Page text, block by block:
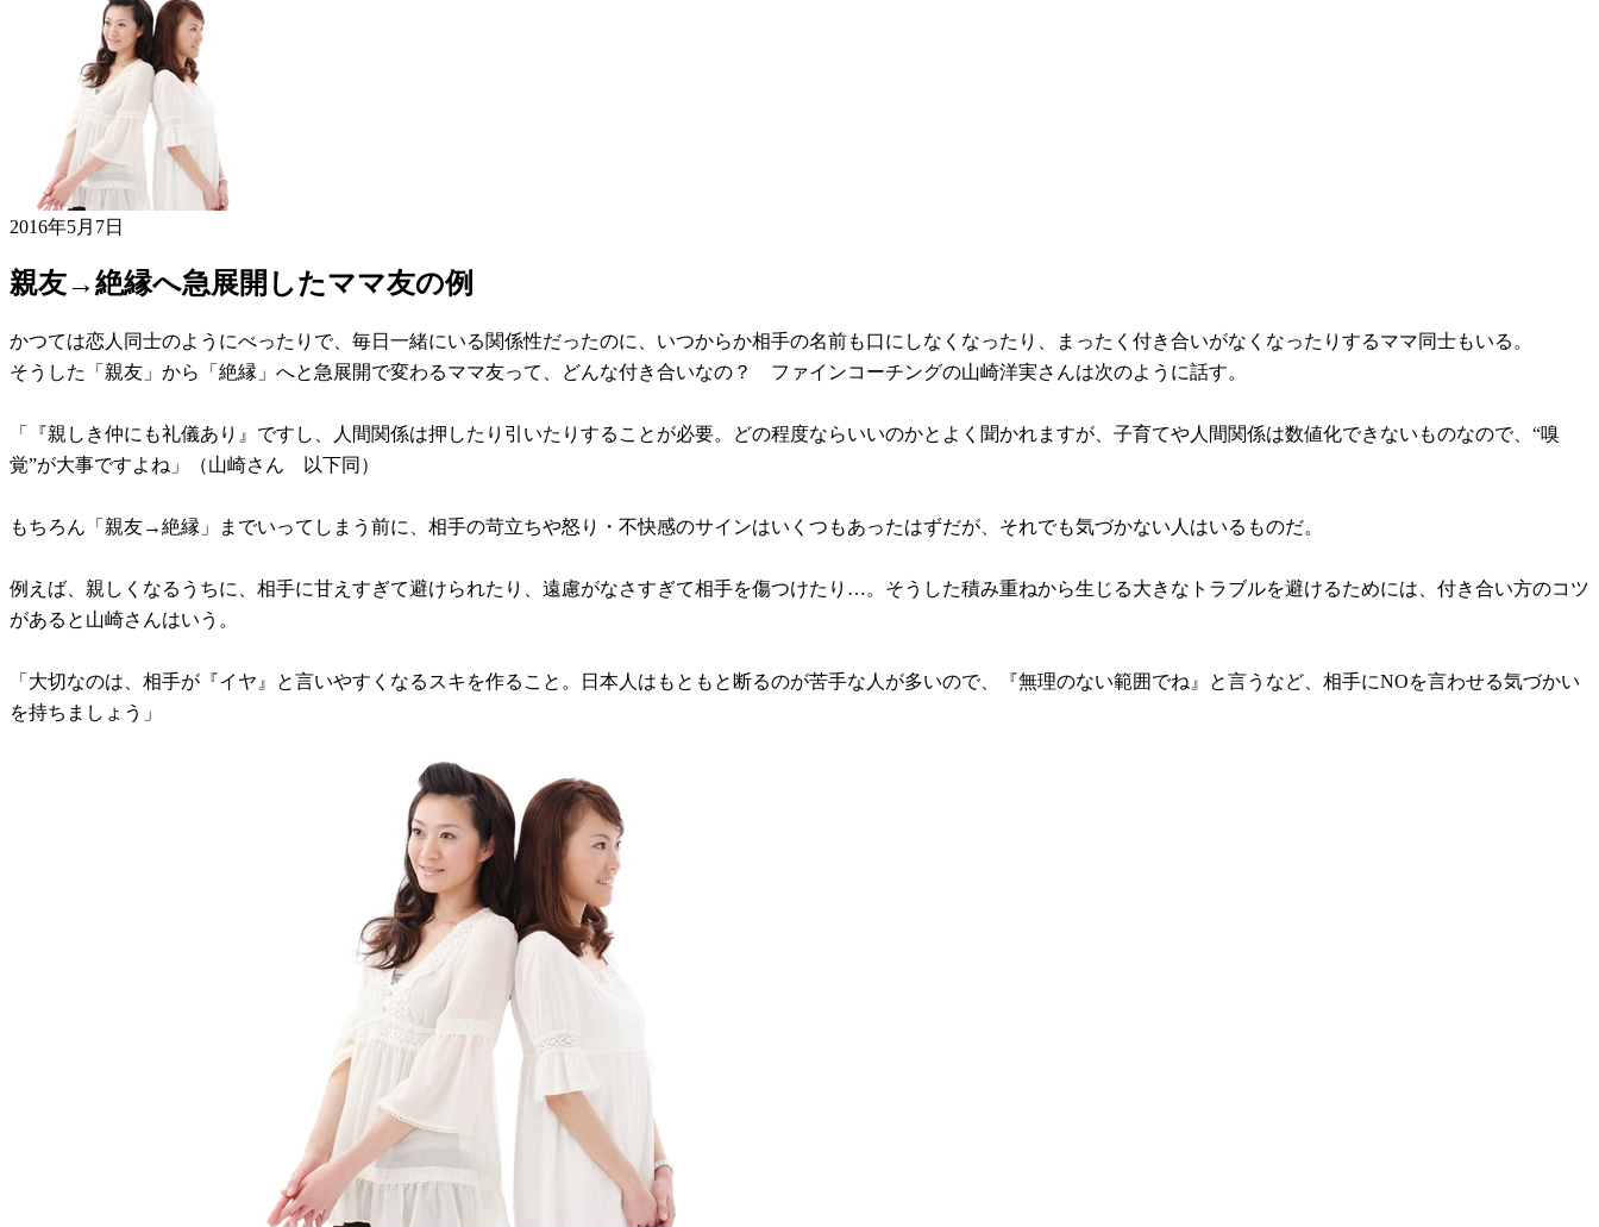
2016年5月7日
親友→絶縁へ急展開したママ友の例
かつては恋人同士のようにべったりで、毎日一緒にいる関係性だったのに、いつからか相手の名前も口にしなくなったり、まったく付き合いがなくなったりするママ同士もいる。
そうした「親友」から「絶縁」へと急展開で変わるママ友って、どんな付き合いなの？ ファインコーチングの山崎洋実さんは次のように話す。
「『親しき仲にも礼儀あり』ですし、人間関係は押したり引いたりすることが必要。どの程度ならいいのかとよく聞かれますが、子育てや人間関係は数値化できないものなので、“嗅
覚”が大事ですよね」（山崎さん 以下同）
もちろん「親友→絶縁」までいってしまう前に、相手の苛立ちや怒り・不快感のサインはいくつもあったはずだが、それでも気づかない人はいるものだ。
例えば、親しくなるうちに、相手に甘えすぎて避けられたり、遠慮がなさすぎて相手を傷つけたり…。そうした積み重ねから生じる大きなトラブルを避けるためには、付き合い方のコツ
があると山崎さんはいう。
「大切なのは、相手が『イヤ』と言いやすくなるスキを作ること。日本人はもともと断るのが苦手な人が多いので、『無理のない範囲でね』と言うなど、相手にNOを言わせる気づかい
を持ちましょう」